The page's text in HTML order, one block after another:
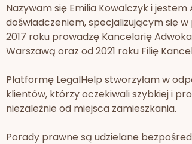
Nazywam się Emilia Kowalczyk i
doświadczeniem, specjalizującym się
2017 roku prowadzę Kancelarię
Warszawą oraz od 2021 roku Filię
Platformę LegalHelp stworzyłam w
klientów, którzy oczekiwali szybkiej i
niezależnie od miejsca zamieszkania.
Porady prawne są udzielane